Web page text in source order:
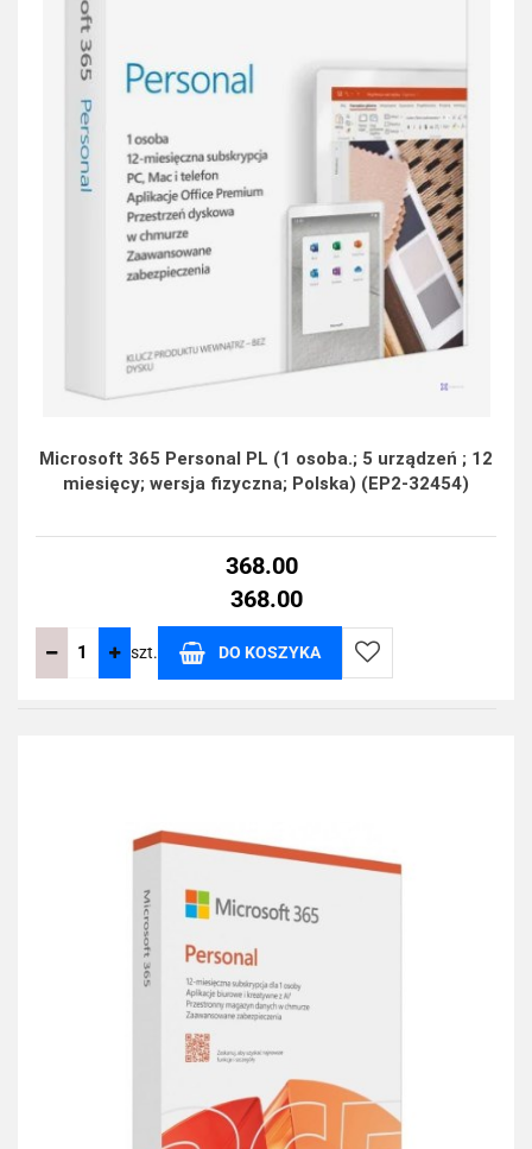
Microsoft 365 Personal PL (1 osoba.; 5 urządzeń ; 12
miesięcy; wersja fizyczna; Polska) (EP2-32454)
368.00
368.00
szt. DO KOSZYKA
Do